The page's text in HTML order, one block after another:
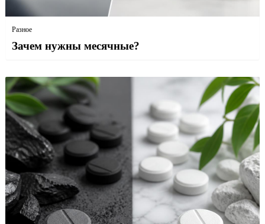
Разное
Зачем нужны месячные?